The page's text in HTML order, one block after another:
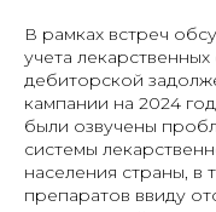
В рамках встреч
учета лекарственных
дебиторской
кампании на 2024
были озвучены
системы
населения страны, в
препаратов ввиду